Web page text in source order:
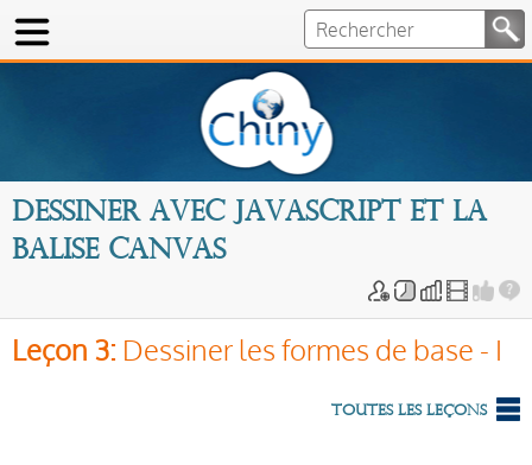
Dessiner avec Javascript et la
balise canvas
Leçon 3: Dessiner les formes de base - I
Toutes les leçons